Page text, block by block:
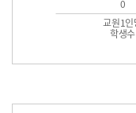
교원1인
학생수
0